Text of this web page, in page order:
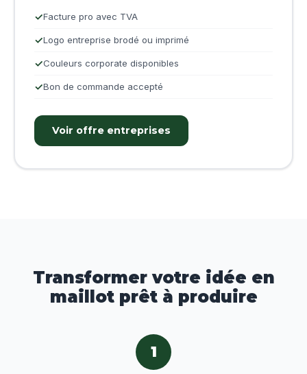
Facture pro avec TVA
Logo entreprise brodé ou imprimé
Couleurs corporate disponibles
Bon de commande accepté
Voir offre entreprises
Transformer votre idée en
maillot prêt à produire
1